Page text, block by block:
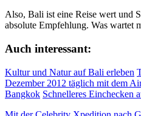
Also, Bali ist eine Reise wert und
absolute Empfehlung. Was wartet
Auch interessant:
Kultur und Natur auf Bali erleben
Dezember 2012 täglich mit dem
Bangkok Schnelleres Einchecken